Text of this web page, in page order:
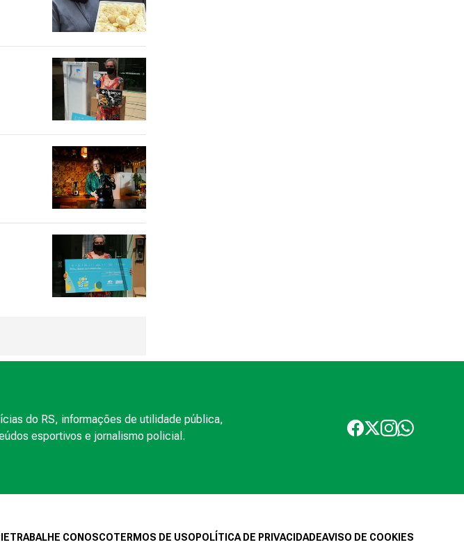
do RS, informações de utilidade pública,
esportivos e jornalismo policial.
TRABALHE CONOSCOTERMOS DE USO POLÍTICA DE PRIVACIDADEAVISO DE COOKIES